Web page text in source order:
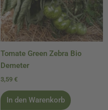
Tomate Green Zebra Bio
Demeter
3,59 €
In den Warenkorb